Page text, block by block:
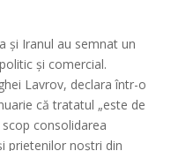
și Iranul au semnat un
și comercial.
Lavrov, declara într-o
că tratatul „este de
consolidarea
prietenilor noștri din